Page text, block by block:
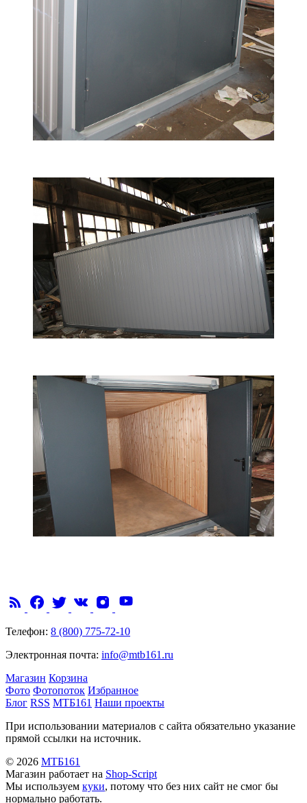
Телефон: 8 (800) 775-72-10
Электронная почта: info@mtb161.ru
Магазин Корзина
Фото Фотопоток Избранное
Блог RSS МТБ161 Наши проекты
При использовании материалов с сайта обязательно указание
прямой ссылки на источник.
© 2026 МТБ161
Магазин работает на Shop-Script
Мы используем куки, потому что без них сайт не смог бы
нормально работать.